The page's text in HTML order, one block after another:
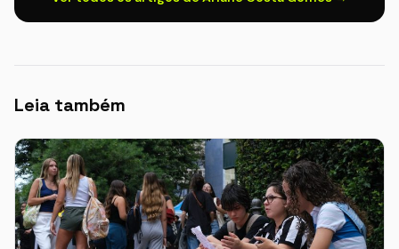
Leia também